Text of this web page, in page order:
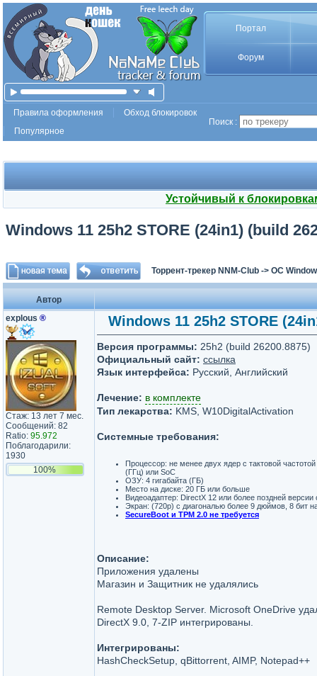
Портал
Форум
Правила оформления
Обход блокировок
Популярное
Поиск :
Устойчивый к
Windows 11 25h2 STORE (24in1) (build
Торрент-трекер NNM-Club -> ОС
Автор
explous ®
Стаж: 13 лет 7 мес.
Сообщений: 82
Ratio: 95.972
Поблагодарили:
1930
100%
Windows 11 25h2 STORE
Версия программы: 25h2 (build 26200.8875)
Официальный сайт: ссылка
Язык интерфейса: Русский, Английский
Лечение: в комплекте
Тип лекарства: KMS, W10DigitalActivation
Системные требования:
Процессор: не менее двух ядер с тактовой частотой
(ГГц) или SoC
ОЗУ: 4 гигабайта (ГБ)
Место на диске: 20 ГБ или больше
Видеоадаптер: DirectX 12 или более поздней
Экран: (720p) с диагональю более 9 дюймов, 8 бит
SecureBoot и TPM 2.0 не требуется
Описание:
Приложения удалены
Магазин и Защитник не удалялись
Remote Desktop Server. Microsoft OneDrive
DirectX 9.0, 7-ZIP интегрированы.
Интегрированы:
HashCheckSetup, qBittorrent, AIMP, Notepad++